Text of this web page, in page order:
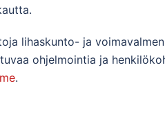
lihaskunto- ja
ohjelmointia ja
.